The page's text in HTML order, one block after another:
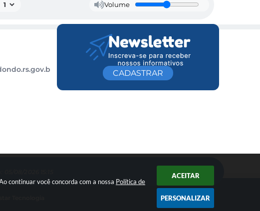
continuar você concorda com a nossa Política de
ACEITAR
PERSONALIZAR
Volume
CADASTRAR